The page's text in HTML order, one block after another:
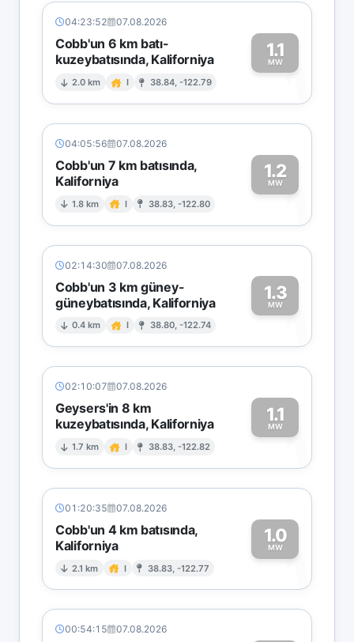
04:23:52 07.08.2026
Cobb'un 6 km batı-
kuzeybatısında, Kaliforniya
2.0 km I 38.84, -122.79
1.1
MW1
04:05:56 07.08.2026
Cobb'un 7 km batısında,
Kaliforniya
1.8 km I 38.83, -122.80
1.2
MW1
02:14:30 07.08.2026
Cobb'un 3 km güney-
güneybatısında, Kaliforniya
0.4 km I 38.80, -122.74
1.3
MW1
02:10:07 07.08.2026
Geysers'in 8 km
kuzeybatısında, Kaliforniya
1.7 km I 38.83, -122.82
1.1
MW1
01:20:35 07.08.2026
Cobb'un 4 km batısında,
Kaliforniya
2.1 km I 38.83, -122.77
1.0
MW1
00:54:15 07.08.2026